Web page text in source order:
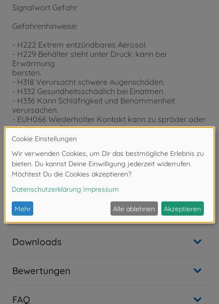
Signalwort Gefahr
Gefahrenhinweise:
- H222 Extrem entzündbares Aerosol.
- H229 Behälter steht unter Druck: kann bei
Erwärmung
bersten.
- H318 Verursacht schwere Augenschäden.
- H332 Gesundheitsschädlich bei Einatmen.
- H336 Kann Schläfrigkeit und Benommenheit
verursachen.
- EUH066 Wiederholter Kontakt kann zu spröder oder
rissiger Haut führen.
PS-7 Orange Polycarbonat
Inhalt: 100 ml
Achtung! Nicht für Kinder unter 14 Jahren geeignet.
Downloads
Bewertungen
FAQ